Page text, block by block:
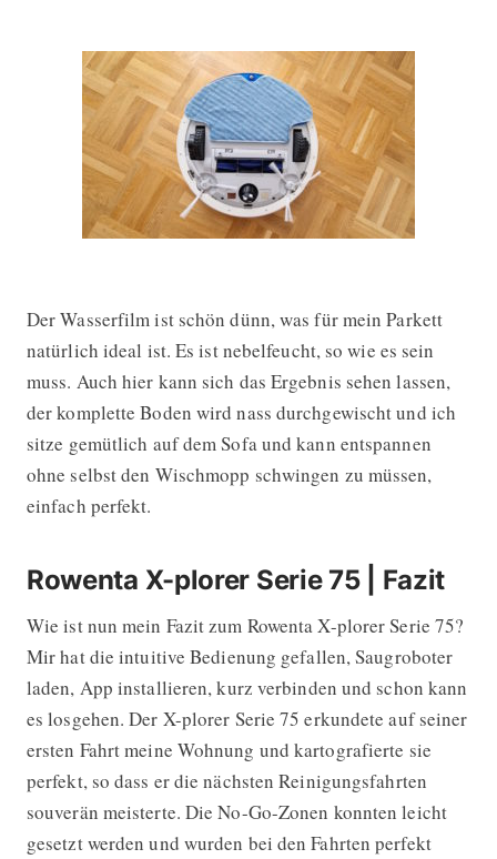
Der Wasserfilm ist schön dünn, was für mein Parkett
natürlich ideal ist. Es ist nebelfeucht, so wie es sein
muss. Auch hier kann sich das Ergebnis sehen lassen,
der komplette Boden wird nass durchgewischt und ich
sitze gemütlich auf dem Sofa und kann entspannen
ohne selbst den Wischmopp schwingen zu müssen,
einfach perfekt.
Rowenta X-plorer Serie 75 | Fazit
Wie ist nun mein Fazit zum Rowenta X-plorer Serie 75?
Mir hat die intuitive Bedienung gefallen, Saugroboter
laden, App installieren, kurz verbinden und schon kann
es losgehen. Der X-plorer Serie 75 erkundete auf seiner
ersten Fahrt meine Wohnung und kartografierte sie
perfekt, so dass er die nächsten Reinigungsfahrten
souverän meisterte. Die No-Go-Zonen konnten leicht
gesetzt werden und wurden bei den Fahrten perfekt